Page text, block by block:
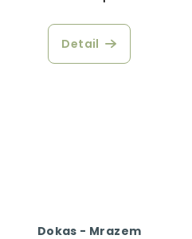
Detail
Dokas - Mrazem